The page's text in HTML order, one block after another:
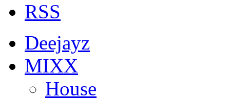
RSS
Deejayz
MIXX
House